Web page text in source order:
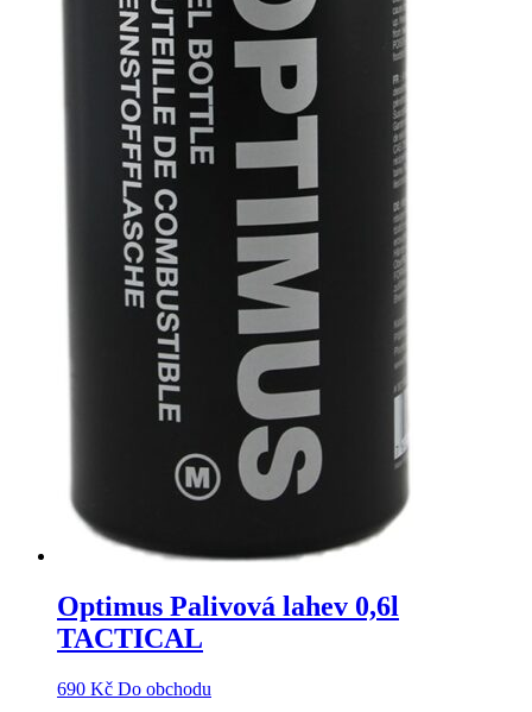
Optimus Palivová lahev 0,6l
TACTICAL
690 Kč Do obchodu